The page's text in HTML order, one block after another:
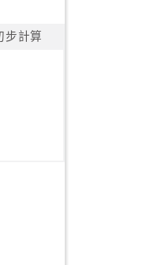
步計算